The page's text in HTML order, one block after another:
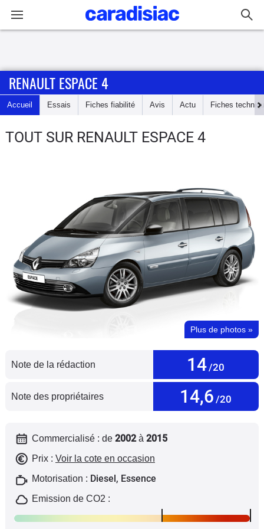
Accueil
Actu
Essais
Utilitaires
Flottes
Auto
RENAULT ESPACE 4
Accueil Essais Fiches fiabilité Avis Actu Fiches
TOUT SUR RENAULT ESPACE 4
Plus de photos »
Note de la rédaction 14 /20
Note des propriétaires 14,6 /20
Commercialisé : de 2002à 2015
Prix : Voir la cote en occasion
Motorisation : Diesel, Essence
Emission de CO2 :